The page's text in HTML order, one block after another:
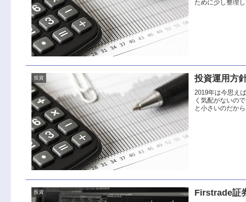
ために少し整理
投資 投資運用方
2019年は今思え
く気配がないの
と小さいのだか
投資 Firstrade証